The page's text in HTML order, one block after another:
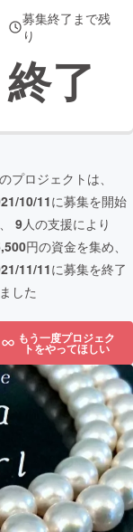
募集終了まで残
り
終了
プロジェクトは、
10/11に募集を開始
9人の支援により
円の資金を集め、
11/11に募集を終了
した
もう一度プロジェク
トをやってほしい